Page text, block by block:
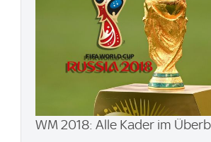
WM 2018: Alle Kader im